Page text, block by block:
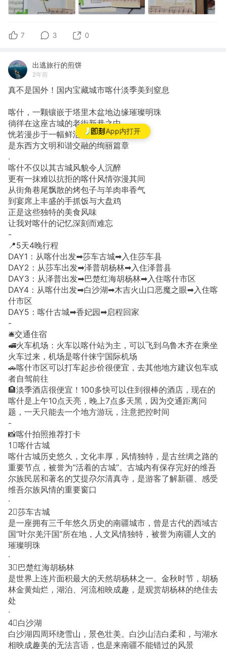
App内打开
7 3 0
出逃旅行的煎饼
2年前
真不是国外！国内宝藏城市喀什淡季美到窒息
喀什，一颗镶嵌于塔里木盆地边缘璀璨明珠
徜徉在这座古城的老街新巷之中
恍若漫步于一幅鲜活跃动的历史画卷
是东西方文明和谐交融的绚丽篇章
.
喀什不仅以其古城风貌令人沉醉
更有一抹难以抗拒的喀什风情弥漫其间
从街角巷尾飘散的烤包子与羊肉串香气
到宴席上丰盛的手抓饭与大盘鸡
正是这些独特的美食风味
让我对喀什的记忆深刻而难忘
-
📍5天4晚行程
DAY1：从喀什出发➡莎车古城➡入住莎车县
DAY2：从莎车出发➡泽普胡杨林➡入住泽普县
DAY3：从泽普出发➡巴楚红海胡杨林➡入住喀什市区
DAY4：从喀什出发➡白沙湖➡木吉火山口恶魔之眼➡入住喀
什市区
DAY5：喀什古城➡香妃园➡启程回家
-
🛎交通住宿
🚅火车机场：火车以喀什站为主，可以飞到乌鲁木齐在乘坐
火车过来，机场是喀什徕宁国际机场
🚗喀什市区可以打车起步价很便宜，去其他地方建议包车或
者自驾前往
🏨淡季酒店很便宜！100多快可以住到很棒的酒店，现在的
喀什是上午10点天亮，晚上7点多天黑，因为交通距离问
题，一天只能去一个地方游玩，注意把控时间
-
📸喀什拍照推荐打卡
1⃣喀什古城
喀什古城历史悠久，文化丰厚，风情独特，是古丝绸之路的
重要节点，被誉为“活着的古城”。古城内有保存完好的维吾
尔族民居和著名的艾提尕尔清真寺，是游客了解新疆、感受
维吾尔族风情的重要窗口
·
2⃣莎车古城
是一座拥有三千年悠久历史的南疆城市，曾是古代的西域古
国“叶尔羌汗国”所在地，人文风情独特，被誉为南疆人文的
璀璨明珠
·
3⃣巴楚红海胡杨林
是世界上连片面积最大的天然胡杨林之一。金秋时节，胡杨
林金黄灿烂，湖泊、河流相映成趣，是观赏胡杨林的绝佳去
处
·
4⃣白沙湖
白沙湖四周环绕雪山，景色壮美。白沙山洁白柔和，与湖水
相映成趣美的无法言语，也是来南疆不能错过的风景